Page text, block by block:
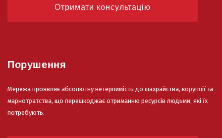
Отримати консультацію
Порушення
Мережа проявляє абсолютну нетерпимість до шахрайства, корупції та
марнотратства, що перешкоджає отриманню ресурсів людьми, які їх
потребують.